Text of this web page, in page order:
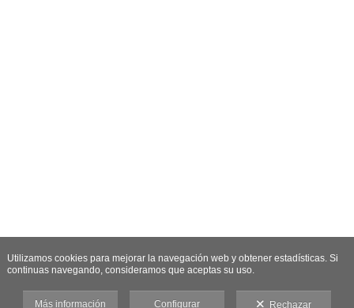
Utilizamos cookies para mejorar la navegación web y obtener estadísticas. Si
continuas navegando, consideramos que aceptas su uso.
Más información Configurar Rechazar